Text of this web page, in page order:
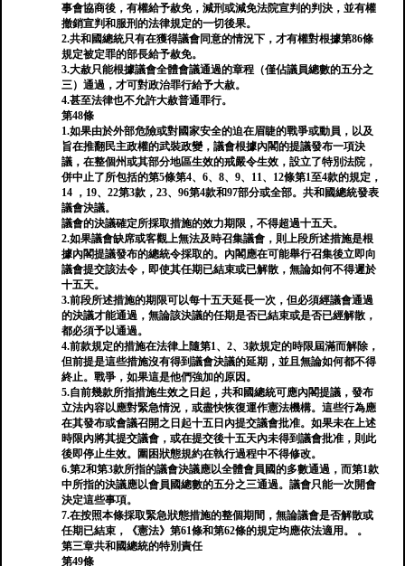
事會協商後，有權給予赦免，減刑或減免法院宣判的判決，並有權
撤銷宣判和服刑的法律規定的一切後果。
2.共和國總統只有在獲得議會同意的情況下，才有權對根據第86條
規定被定罪的部長給予赦免。
3.大赦只能根據議會全體會議通過的章程（僅佔議員總數的五分之
三）通過，才可對政治罪行給予大赦。
4.甚至法律也不允許大赦普通罪行。
第48條
1.如果由於外部危險或對國家安全的迫在眉睫的戰爭或動員，以及
旨在推翻民主政權的武裝政變，議會根據內閣的提議發布一項決
議，在整個州或其部分地區生效的戒嚴令生效，設立了特別法院，
併中止了所包括的第5條第4、6、8、9、11、12條第1至4款的規定，
14 ，19、22第3款，23、96第4款和97部分或全部。共和國總統發表
議會決議。
議會的決議確定所採取措施的效力期限，不得超過十五天。
2.如果議會缺席或客觀上無法及時召集議會，則上段所述措施是根
據內閣提議發布的總統令採取的。內閣應在可能舉行召集後立即向
議會提交該法令，即使其任期已結束或已解散，無論如何不得遲於
十五天。
3.前段所述措施的期限可以每十五天延長一次，但必須經議會通過
的決議才能通過，無論該決議的任期是否已結束或是否已經解散，
都必須予以通過。
4.前款規定的措施在法律上隨第1、2、3款規定的時限屆滿而解除，
但前提是這些措施沒有得到議會決議的延期，並且無論如何都不得
終止。戰爭，如果這是他們強加的原因。
5.自前幾款所指措施生效之日起，共和國總統可應內閣提議，發布
立法內容以應對緊急情況，或盡快恢復運作憲法機構。這些行為應
在其發布或會議召開之日起十五日內提交議會批准。如果未在上述
時限內將其提交議會，或在提交後十五天內未得到議會批准，則此
後即停止生效。圍困狀態規約在執行過程中不得修改。
6.第2和第3款所指的議會決議應以全體會員國的多數通過，而第1款
中所指的決議應以會員國總數的五分之三通過。議會只能一次開會
決定這些事項。
7.在按照本條採取緊急狀態措施的整個期間，無論議會是否解散或
任期已結束，《憲法》第61條和第62條的規定均應依法適用。 。
第三章共和國總統的特別責任
第49條